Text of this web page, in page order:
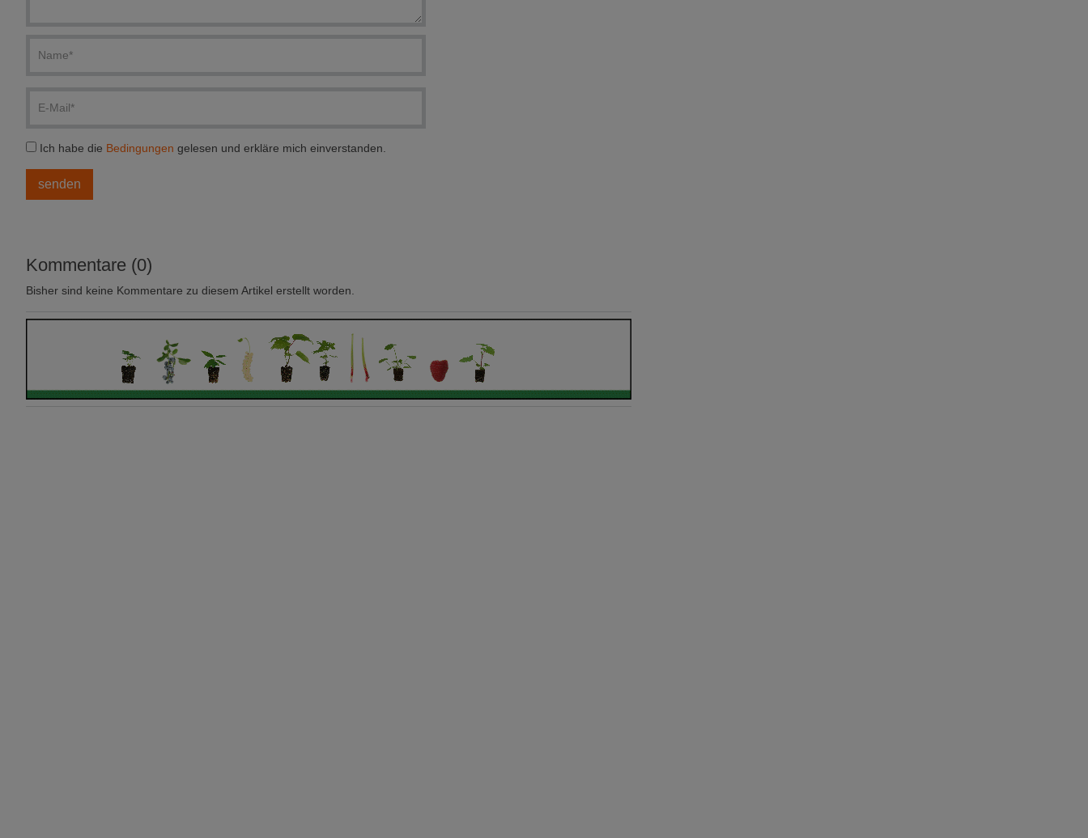
Ich habe die Bedingungen gelesen und erkläre mich einverstanden.
Kommentare (0)
Bisher sind keine Kommentare zu diesem Artikel erstellt worden.